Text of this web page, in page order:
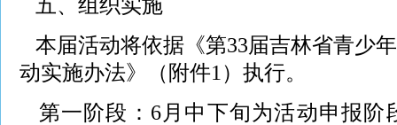
五、组织实施
本届活动将依据《第33届吉林省青少
动实施办法》（附件1）执行。
第一阶段：6月中下旬为活动申报阶